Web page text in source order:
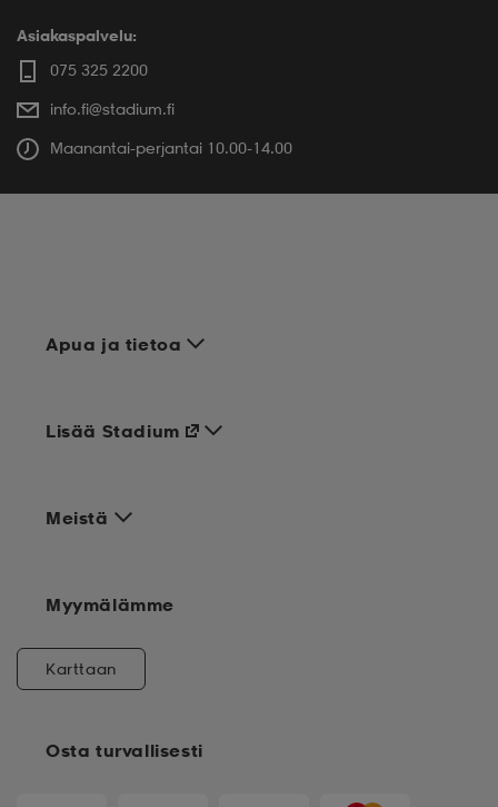
Asiakaspalvelu:
075 325 2200
info.fi@stadium.fi
Maanantai-perjantai 10.00-14.00
Apua ja tietoa
Meistä
Osta turvallisesti
Lisää Stadium
Myymälämme
Karttaan